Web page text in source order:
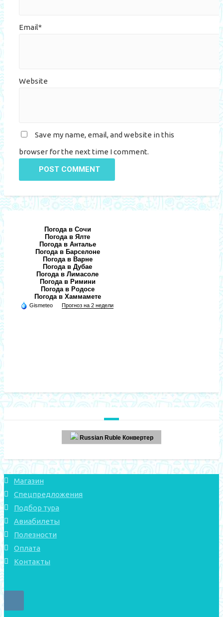
Email*
Website
Save my name, email, and website in this
browser for the next time I comment.
POST COMMENT
Погода в Сочи
Погода в Ялте
Погода в Анталье
Погода в Барселоне
Погода в Варне
Погода в Дубае
Погода в Лимасоле
Погода в Римини
Погода в Родосе
Погода в Хаммамете
Gismeteo Прогноз на 2 недели
Russian Ruble Конвертер
Магазин
Спецпредложения
Подбор тура
Авиабилеты
Полезности
Оплата
Контакты